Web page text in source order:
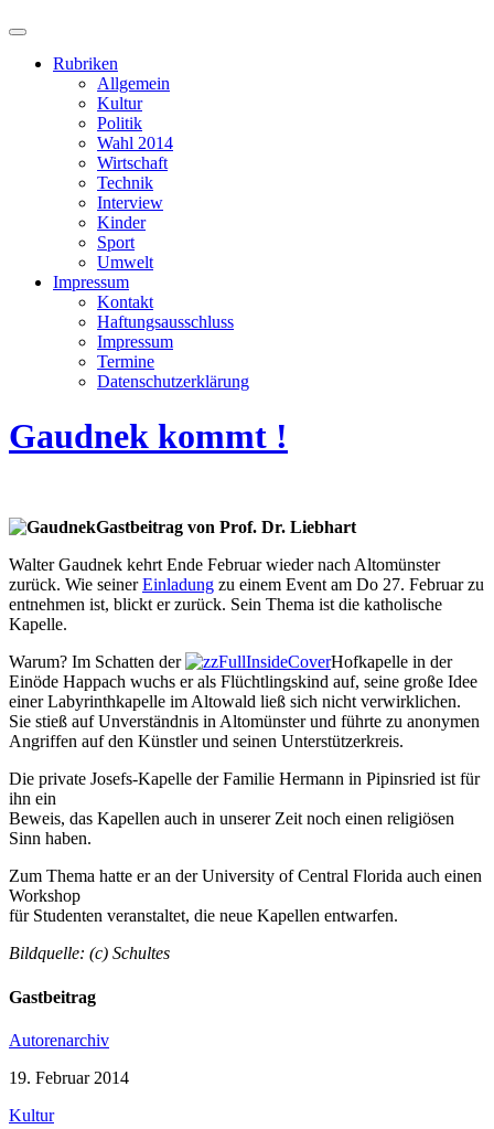
Suchfeld
ein-/ausblenden
Rubriken
Allgemein
Kultur
Politik
Wahl 2014
Wirtschaft
Technik
Interview
Kinder
Sport
Umwelt
Impressum
Kontakt
Haftungsausschluss
Impressum
Termine
Datenschutzerklärung
Gaudnek kommt !
Gastbeitrag von Prof. Dr. Liebhart
Walter Gaudnek kehrt Ende Februar wieder nach Altomünster
zurück. Wie seinerEinladung zu einem Event am Do 27. Februar zu
entnehmen ist, blickt er zurück. Sein Thema ist die katholische
Kapelle.
Warum? Im Schatten der
Hofkapelle in der
Einöde Happach wuchs er als Flüchtlingskind auf, seine große Idee
einer Labyrinthkapelle im Altowald ließ sich nicht verwirklichen.
Sie stieß auf Unverständnis in Altomünster und führte zu anonymen
Angriffen auf den Künstler und seinen Unterstützerkreis.
Die private Josefs-Kapelle der Familie Hermann in Pipinsried ist für
ihn ein
Beweis, das Kapellen auch in unserer Zeit noch einen religiösen
Sinn haben.
Zum Thema hatte er an der University of Central Florida auch einen
Workshop
für Studenten veranstaltet, die neue Kapellen entwarfen.
Bildquelle: (c) Schultes
Gastbeitrag
Autorenarchiv
19. Februar 2014
Kultur